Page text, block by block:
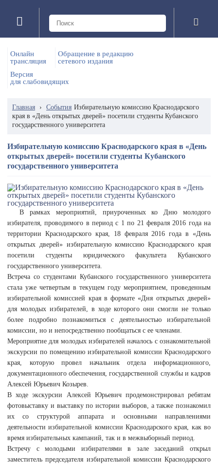
Онлайн
трансляция
Обращение в редакцию
сетевого издания
Версия
для слабовидящих
Главная › События Избирательную комиссию Краснодарского
края в «День открытых дверей» посетили студенты Кубанского
государственного университета
Избирательную комиссию Краснодарского края в «День
открытых дверей» посетили студенты Кубанского
государственного университета
В рамках мероприятий, приуроченных ко Дню молодого
избирателя, проводимого в период с 1 по 21 февраля 2016 года на
территории Краснодарского края, 18 февраля 2016 года в «День
открытых дверей» избирательную комиссию Краснодарского края
посетили студенты юридического факультета Кубанского
государственного университета.
Встреча со студентами Кубанского государственного университета
стала уже четвертым в текущем году мероприятием, проведенным
избирательной комиссией края в формате «Дня открытых дверей»
для молодых избирателей, в ходе которого они смогли не только
более подробно познакомиться с деятельностью избирательной
комиссии, но и непосредственно пообщаться с ее членами.
Мероприятие для молодых избирателей началось с ознакомительной
экскурсии по помещению избирательной комиссии Краснодарского
края, которую провел начальник отдела информационного,
документационного обеспечения, государственной службы и кадров
Алексей Юрьевич Козырев.
В ходе экскурсии Алексей Юрьевич продемонстрировал ребятам
фотовыставку и выставку по истории выборов, а также познакомил
их со структурой аппарата и основными направлениями
деятельности избирательной комиссии Краснодарского края, как во
время избирательных кампаний, так и в межвыборный период.
Встречу с молодыми избирателями в зале заседаний открыл
заместитель председателя избирательной комиссии Краснодарского